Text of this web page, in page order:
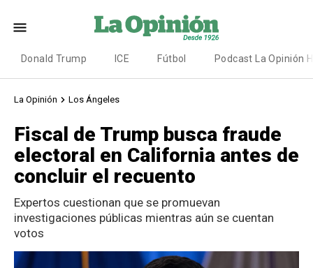
Donald Trump ICE Fútbol Podcast La Opinión
La Opinión Los Ángeles
Fiscal de Trump busca fraude
electoral en California antes de
concluir el recuento
Expertos cuestionan que se promuevan
investigaciones públicas mientras aún se cuentan
votos